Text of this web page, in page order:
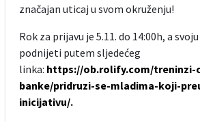
značajan uticaj u svom okruženju!
Rok za prijavu je 5.11. do 14:00h, a
podnijeti putem sljedećeg
linka: https://ob.rolify.com/treninzi-
banke/pridruzi-se-mladima-koji-
inicijativu/.